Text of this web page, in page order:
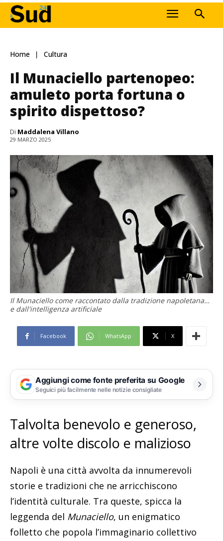
Home Cultura
Il Munaciello partenopeo:
amuleto porta fortuna o
spirito dispettoso?
Di Maddalena Villano
29 MARZO 2025
Il Munaciello come raccontato dalla tradizione napoletana…
e dall'intelligenza artificiale
Facebook WhatsApp X
Aggiungi come fonte preferita su Google
Seguici più facilmente nelle notizie consigliate
Talvolta benevolo e generoso,
altre volte discolo e malizioso
Napoli è una città avvolta da innumerevoli
storie e tradizioni che ne arricchiscono
l’identità culturale. Tra queste, spicca la
leggenda del Munaciello, un enigmatico
folletto che popola l’immaginario collettivo